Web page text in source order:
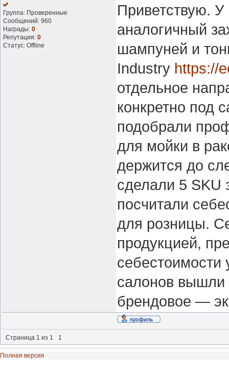
Группа: Проверенные
Сообщений: 960
Награды: 0
Репутация: 0
Статус: Offline
Приветствую.
аналогичный
шампуней и
Industry https://
отдельное
конкретно под
подобрали
для мойки в
держится до
сделали 5 SKU
посчитали
для розницы.
продукцией,
себестоимости
салонов
брендовое —
Страница 1 из 1 1
Полная версия